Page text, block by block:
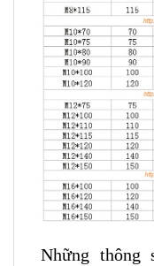
Những thông